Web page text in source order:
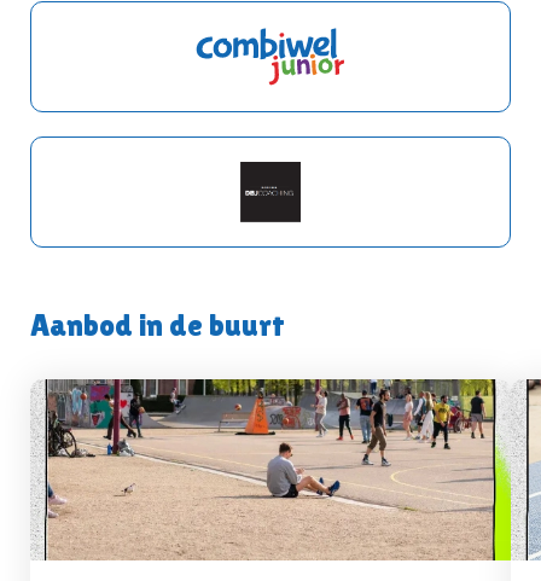
Aanbod in de buurt